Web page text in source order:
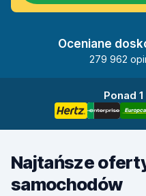
Oceniane
279 962
Ponad
Najtańsze
samochodów